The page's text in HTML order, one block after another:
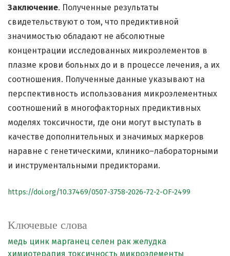
Ключевые слова
медь цинк марганец селен рак желудка
химиотерапия токсичность микроэлементы
Заключение. Полученные результаты
свидетельствуют о том, что предиктивной
значимостью обладают не абсолютные
концентрации исследованных микроэлементов в
плазме крови больных до и в процессе лечения, а их
соотношения. Полученные данные указывают на
перспективность использования микроэлементных
соотношений в многофакторных предиктивных
моделях токсичности, где они могут выступать в
качестве дополнительных и значимых маркеров
наравне с генетическими, клинико–лабораторными
и инструментальными предикторами.
https://doi.org/10.37469/0507-3758-2026-72-2-OF-2499